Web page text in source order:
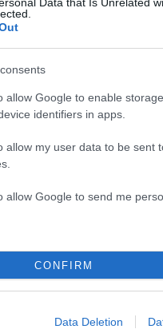
allow Google to enable
identifiers in apps.
allow my user data to be sent
allow Google to send me
CONFIRM
Data Deletion
Σκορδάλη –